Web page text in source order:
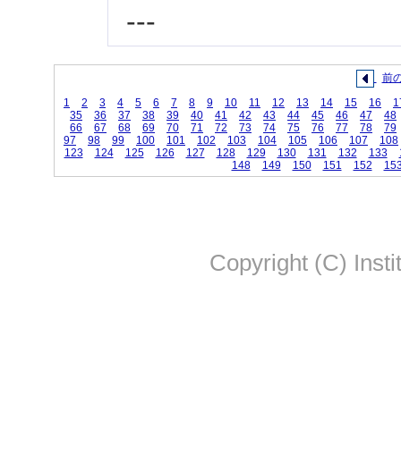
---
前
1
2 3 4 5 6 7 8 9 10 11 12 13 14 15 16
35
36 37 38 39 40 41 42 43 44 45 46 47
48
66
67 68 69 70 71 72 73 74 75 76 77 78
79
97
98 99 100 101 102 103 104 105 106 107
108
123
124 125 126 127 128 129 130 131 132 133
148
149 150 151 152
Copyright (C)